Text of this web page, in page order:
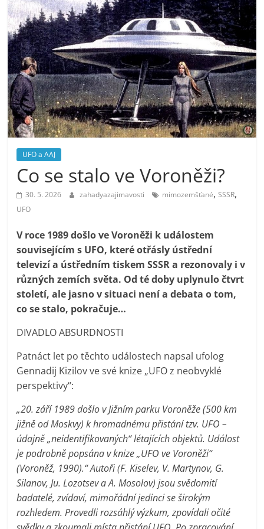
UFO a AAJ
Co se stalo ve Voroněži?
30. 5. 2026 zahadyazajimavosti mimozemšťané,SSSR,
UFO
V roce 1989 došlo ve Voroněži k událostem
souvisejícím s UFO, které otřásly ústřední
televizí a ústředním tiskem SSSR a rezonovaly i v
různých zemích světa. Od té doby uplynulo čtvrt
století, ale jasno v situaci není a debata o tom,
co se stalo, pokračuje…
DIVADLO ABSURDNOSTI
Patnáct let po těchto událostech napsal ufolog
Gennadij Kizilov ve své knize „UFO z neobvyklé
perspektivy“:
„20. září 1989 došlo v Jižním parku Voroněže (500 km
jižně od Moskvy) k hromadnému přistání tzv. UFO –
údajně „neidentifikovaných“ létajících objektů. Událost
je podrobně popsána v knize „UFO ve Voroněži“
(Voroněž, 1990).“ Autoři (F. Kiselev, V. Martynov, G.
Silanov, Ju. Lozotsev a A. Mosolov) jsou svědomití
badatelé, zvídaví, mimořádní jedinci se širokým
rozhledem. Provedli rozsáhlý výzkum, zpovídali očité